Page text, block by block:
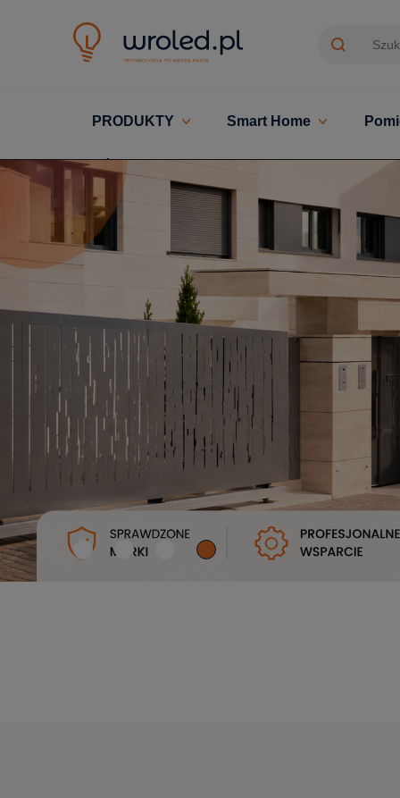
PRODUKTY Smart Home
Oświetlenie LED z montażem